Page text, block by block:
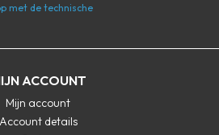
ACCOUNT
Mijn account
Account details
met de technische